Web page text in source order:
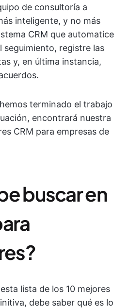
de consultoría a
inteligente, y no más
CRM que automatice
seguimiento, registre las
y, en última instancia,
terminado el trabajo
encontrará nuestra
CRM para empresas de
buscar en
lista de los 10 mejores
debe saber qué es lo